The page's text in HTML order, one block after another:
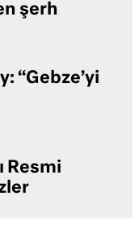
şerh
“Gebze’yi
Resmi